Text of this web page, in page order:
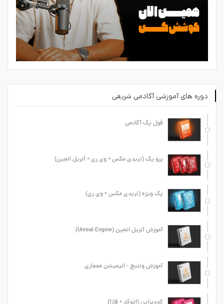
دوره های آموزشی آکادمی شریفی
فول پک آکادمی
پرو پک (تریدی مکس + وی ری + آنریل انجین)
پک ویژه (تریدی مکس + وی ری)
آموزش آنریل انجین (Unreal Engine)
آموزش ونتیج - انیمیشن معماری